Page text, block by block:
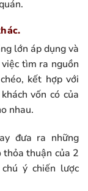
lớn áp dụng và
tìm ra nguồn
kết hợp với
vốn có của
nhau.
đưa ra những
thỏa thuận của 2
ý chiến lược